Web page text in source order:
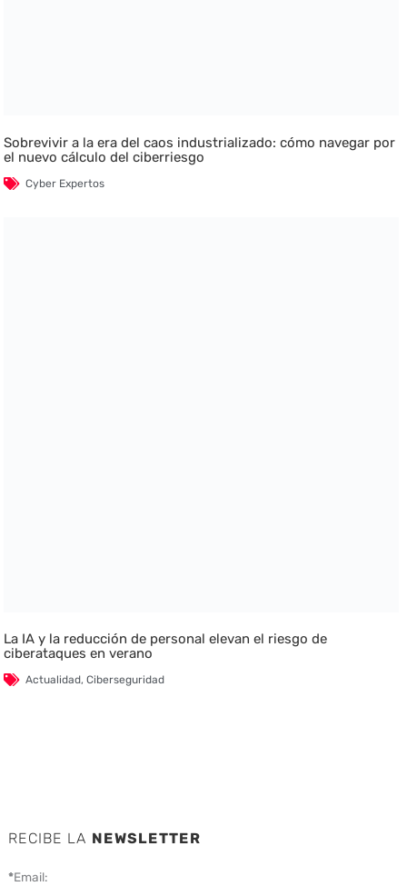
Sobrevivir a la era del caos industrializado: cómo navegar por
el nuevo cálculo del ciberriesgo
Cyber Expertos
La IA y la reducción de personal elevan el riesgo de
ciberataques en verano
Actualidad,Ciberseguridad
RECIBE LA NEWSLETTER
*Email: